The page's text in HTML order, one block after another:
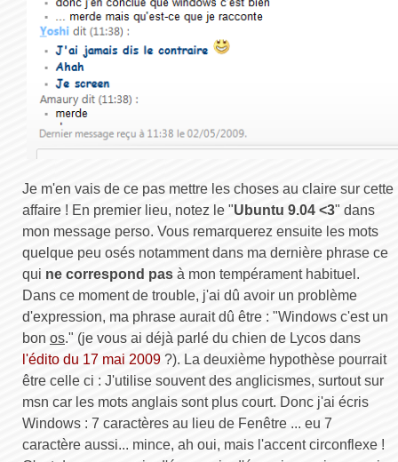
Je m'en vais de ce pas mettre les choses au claire sur cette
affaire ! En premier lieu, notez le "Ubuntu 9.04 <3" dans
mon message perso. Vous remarquerez ensuite les mots
quelque peu osés notamment dans ma dernière phrase ce
qui ne correspond pas à mon tempérament habituel.
Dans ce moment de trouble, j'ai dû avoir un problème
d'expression, ma phrase aurait dû être : "Windows c'est un
bon os." (je vous ai déjà parlé du chien de Lycos dans
l'édito du 17 mai 2009 ?). La deuxième hypothèse pourrait
être celle ci : J'utilise souvent des anglicismes, surtout sur
msn car les mots anglais sont plus court. Donc j'ai écris
Windows : 7 caractères au lieu de Fenêtre ... eu 7
caractère aussi... mince, ah oui, mais l'accent circonflexe !